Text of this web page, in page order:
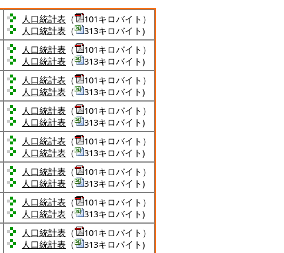
人口統計表 （
101キロバイト）
人口統計表 （ 313キロバイト)
人口統計表 （
101キロバイト）
人口統計表 （ 313キロバイト)
人口統計表 （
101キロバイト）
人口統計表 （ 313キロバイト)
人口統計表 （
101キロバイト）
人口統計表 （ 313キロバイト)
人口統計表 （
101キロバイト）
人口統計表 （ 313キロバイト)
人口統計表 （
101キロバイト）
人口統計表 （ 313キロバイト)
人口統計表 （
101キロバイト）
人口統計表 （ 313キロバイト)
人口統計表 （
101キロバイト）
人口統計表 （ 313キロバイト)